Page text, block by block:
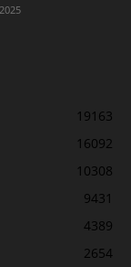
19163
16092
10308
9431
4389
2654